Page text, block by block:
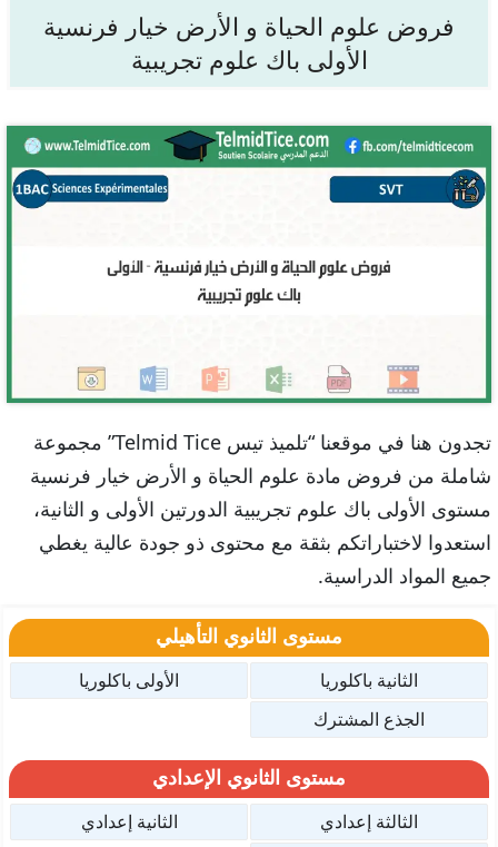
فروض علوم الحياة و الأرض خيار فرنسية
الأولى باك علوم تجريبية
تجدون هنا في موقعنا “تلميذ تيس Telmid Tice” مجموعة
شاملة من فروض مادة علوم الحياة و الأرض خيار فرنسية
مستوى الأولى باك علوم تجريبية الدورتين الأولى و الثانية،
استعدوا لاختباراتكم بثقة مع محتوى ذو جودة عالية يغطي
جميع المواد الدراسية.
مستوى الثانوي التأهيلي
الثانية باكلوريا
الأولى باكلوريا
الجذع المشترك
مستوى الثانوي الإعدادي
الثالثة إعدادي
الثانية إعدادي